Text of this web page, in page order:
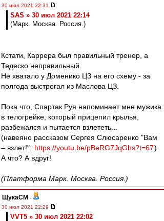
30 июл 2021 22:31
SAS » 30 июл 2021 22:14
(Марк. Москва. Россия.)
Кстати, Каррера был правильный тренер, а
Тедеско неправильный.
Не хватало у Доменико ЦЗ на его схему - за
полгода выстрогал из Маслова ЦЗ.
Пока что, Спартак Руя напоминает мне мужика
в телогрейке, который прицепил крылья,
разбежался и пытается взлететь...
(навеяно рассказом Сергея Слюсаренко "Вам
– взлет!": https://youtu.be/pBeRG7JqGhs?t=67)
А что? А вдруг!
(Платформа Марк. Москва. Россия.)
ЩукаСМ -
30 июл 2021 22:29
VVT5 » 30 июл 2021 22:02